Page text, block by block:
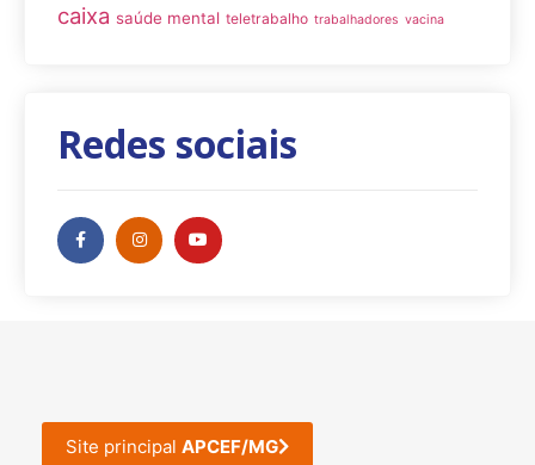
caixa saúde mental teletrabalho trabalhadores vacina
Redes sociais
Site principal APCEF/MG